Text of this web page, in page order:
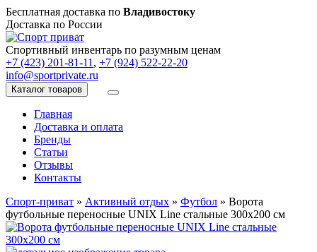
Бесплатная доставка по Владивостоку
Доставка по России
Спортивный инвентарь по разумным ценам
+7 (423) 201-81-11 , +7 (924) 522-22-20
info@sportprivate.ru
Каталог товаров
Главная
Доставка и оплата
Бренды
Статьи
Отзывы
Контакты
Спорт-приват » Активный отдых » Футбол » Ворота
футбольные переносные UNIX Line стальные 300x200 см